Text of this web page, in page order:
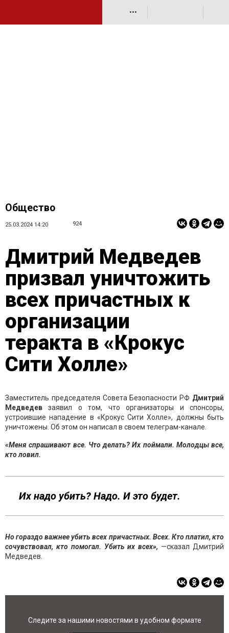
•••
Общество
25.03.2024 14:20 924
Дмитрий Медведев
призвал уничтожить
всех причастных к
организации
теракта в «Крокус
Сити Холле»
Заместитель председателя Совета Безопасности РФ Дмитрий
Медведев заявил о том, что организаторы и спонсоры,
устроившие нападение в «Крокус Сити Холле», должны быть
уничтожены. Об этом он написал в своем телеграм-канале.
«Меня спрашивают все. Что делать?Их поймали. Молодцы все,
кто ловил.
Их надо убить? Надо. И это будет.
Но гораздо важнее убить всех причастных. Всех. Кто платил, кто
сочувствовал, кто помогал. Убить их всех», —сказал Дмитрий
Медведев.
Следите за нашими новостями в удобном формате